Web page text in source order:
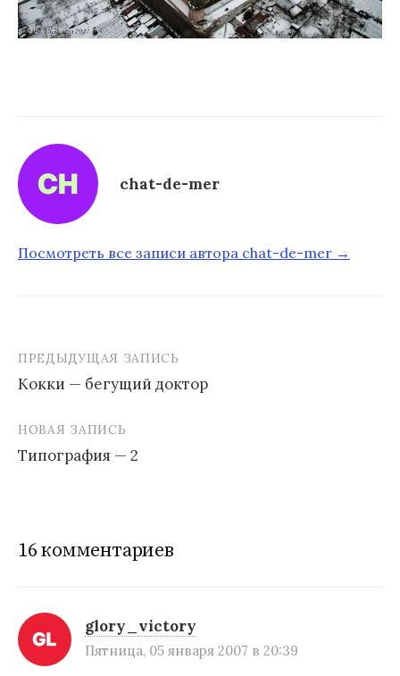
chat-de-mer
Посмотреть все записи автора chat-de-mer →
а
г
и
я
ПРЕДЫДУЩАЯ ЗАПИСЬ
Кокки — бегущий доктор
НОВАЯ ЗАПИСЬ
Типография — 2
16 комментариев
glory_victory
Пятница, 05 января 2007 в 20:39